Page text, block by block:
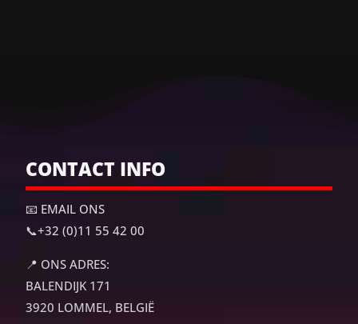
CONTACT INFO
📧 EMAIL ONS
📞+32 (0)11 55 42 00
📍 ONS ADRES:
BALENDIJK 171
3920 LOMMEL, BELGIË